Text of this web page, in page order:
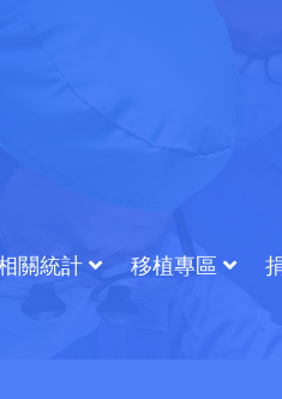
關統計 移植專區